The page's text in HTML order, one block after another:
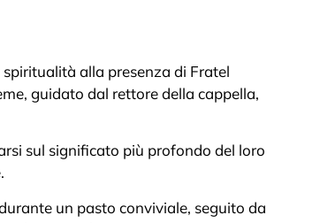
alla presenza di Fratel
guidato dal rettore della cappella,
sul significato più profondo del loro
un pasto conviviale, seguito da